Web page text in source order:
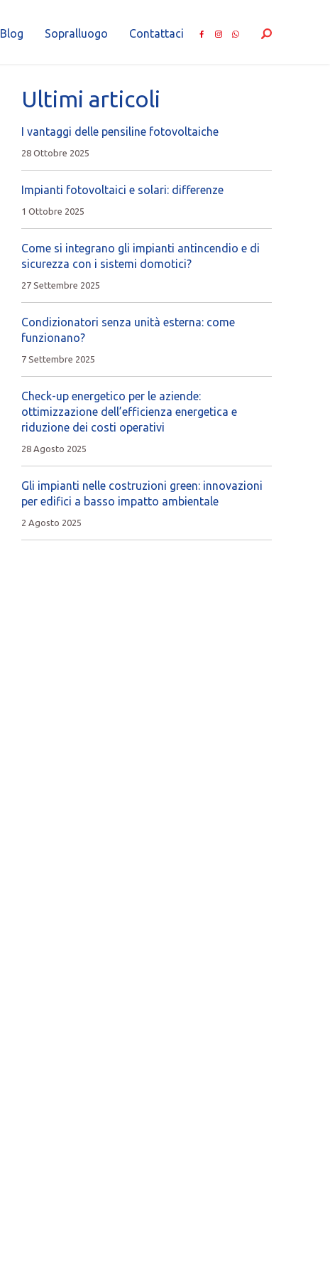
Blog Sopralluogo Contattaci
Ultimi articoli
I vantaggi delle pensiline fotovoltaiche
28 Ottobre 2025
Impianti fotovoltaici e solari: differenze
1 Ottobre 2025
Come si integrano gli impianti antincendio e di
sicurezza con i sistemi domotici?
27 Settembre 2025
Condizionatori senza unità esterna: come
funzionano?
7 Settembre 2025
Check-up energetico per le aziende:
ottimizzazione dell’efficienza energetica e
riduzione dei costi operativi
28 Agosto 2025
Gli impianti nelle costruzioni green: innovazioni
per edifici a basso impatto ambientale
2 Agosto 2025